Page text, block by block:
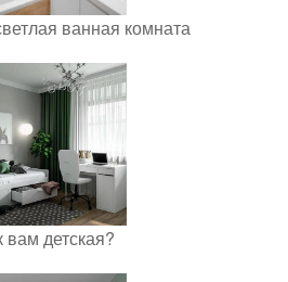
ванная комната
вам детская?